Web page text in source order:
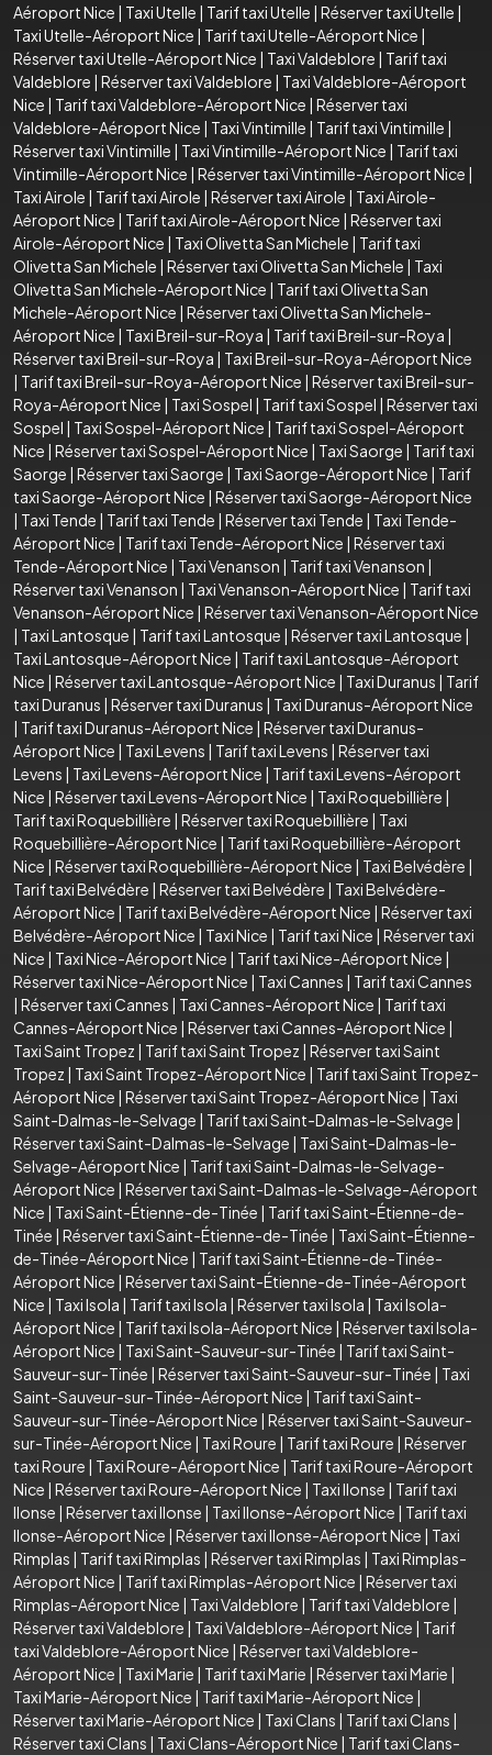
Aéroport Nice | Taxi Utelle | Tarif taxi Utelle | Réserver taxi Utelle |
Taxi Utelle-Aéroport Nice | Tarif taxi Utelle-Aéroport Nice |
Réserver taxi Utelle-Aéroport Nice | Taxi Valdeblore | Tarif taxi
Valdeblore | Réserver taxi Valdeblore | Taxi Valdeblore-Aéroport
Nice | Tarif taxi Valdeblore-Aéroport Nice | Réserver taxi
Valdeblore-Aéroport Nice | Taxi Vintimille | Tarif taxi Vintimille |
Réserver taxi Vintimille | Taxi Vintimille-Aéroport Nice | Tarif taxi
Vintimille-Aéroport Nice | Réserver taxi Vintimille-Aéroport Nice |
Taxi Airole | Tarif taxi Airole | Réserver taxi Airole | Taxi Airole-
Aéroport Nice | Tarif taxi Airole-Aéroport Nice | Réserver taxi
Airole-Aéroport Nice | Taxi Olivetta San Michele | Tarif taxi
Olivetta San Michele | Réserver taxi Olivetta San Michele | Taxi
Olivetta San Michele-Aéroport Nice | Tarif taxi Olivetta San
Michele-Aéroport Nice | Réserver taxi Olivetta San Michele-
Aéroport Nice | Taxi Breil-sur-Roya | Tarif taxi Breil-sur-Roya |
Réserver taxi Breil-sur-Roya | Taxi Breil-sur-Roya-Aéroport Nice
| Tarif taxi Breil-sur-Roya-Aéroport Nice | Réserver taxi Breil-sur-
Roya-Aéroport Nice | Taxi Sospel | Tarif taxi Sospel | Réserver taxi
Sospel | Taxi Sospel-Aéroport Nice | Tarif taxi Sospel-Aéroport
Nice | Réserver taxi Sospel-Aéroport Nice | Taxi Saorge | Tarif taxi
Saorge | Réserver taxi Saorge | Taxi Saorge-Aéroport Nice | Tarif
taxi Saorge-Aéroport Nice | Réserver taxi Saorge-Aéroport Nice
| Taxi Tende | Tarif taxi Tende | Réserver taxi Tende | Taxi Tende-
Aéroport Nice | Tarif taxi Tende-Aéroport Nice | Réserver taxi
Tende-Aéroport Nice | Taxi Venanson | Tarif taxi Venanson |
Réserver taxi Venanson | Taxi Venanson-Aéroport Nice | Tarif taxi
Venanson-Aéroport Nice | Réserver taxi Venanson-Aéroport Nice
| Taxi Lantosque | Tarif taxi Lantosque | Réserver taxi Lantosque |
Taxi Lantosque-Aéroport Nice | Tarif taxi Lantosque-Aéroport
Nice | Réserver taxi Lantosque-Aéroport Nice | Taxi Duranus | Tarif
taxi Duranus | Réserver taxi Duranus | Taxi Duranus-Aéroport Nice
| Tarif taxi Duranus-Aéroport Nice | Réserver taxi Duranus-
Aéroport Nice | Taxi Levens | Tarif taxi Levens | Réserver taxi
Levens | Taxi Levens-Aéroport Nice | Tarif taxi Levens-Aéroport
Nice | Réserver taxi Levens-Aéroport Nice | Taxi Roquebillière |
Tarif taxi Roquebillière | Réserver taxi Roquebillière | Taxi
Roquebillière-Aéroport Nice | Tarif taxi Roquebillière-Aéroport
Nice | Réserver taxi Roquebillière-Aéroport Nice | Taxi Belvédère |
Tarif taxi Belvédère | Réserver taxi Belvédère | Taxi Belvédère-
Aéroport Nice | Tarif taxi Belvédère-Aéroport Nice | Réserver taxi
Belvédère-Aéroport Nice | Taxi Nice | Tarif taxi Nice | Réserver taxi
Nice | Taxi Nice-Aéroport Nice | Tarif taxi Nice-Aéroport Nice |
Réserver taxi Nice-Aéroport Nice | Taxi Cannes | Tarif taxi Cannes
| Réserver taxi Cannes | Taxi Cannes-Aéroport Nice | Tarif taxi
Cannes-Aéroport Nice | Réserver taxi Cannes-Aéroport Nice |
Taxi Saint Tropez | Tarif taxi Saint Tropez | Réserver taxi Saint
Tropez | Taxi Saint Tropez-Aéroport Nice | Tarif taxi Saint Tropez-
Aéroport Nice | Réserver taxi Saint Tropez-Aéroport Nice | Taxi
Saint-Dalmas-le-Selvage | Tarif taxi Saint-Dalmas-le-Selvage |
Réserver taxi Saint-Dalmas-le-Selvage | Taxi Saint-Dalmas-le-
Selvage-Aéroport Nice | Tarif taxi Saint-Dalmas-le-Selvage-
Aéroport Nice | Réserver taxi Saint-Dalmas-le-Selvage-Aéroport
Nice | Taxi Saint-Étienne-de-Tinée | Tarif taxi Saint-Étienne-de-
Tinée | Réserver taxi Saint-Étienne-de-Tinée | Taxi Saint-Étienne-
de-Tinée-Aéroport Nice | Tarif taxi Saint-Étienne-de-Tinée-
Aéroport Nice | Réserver taxi Saint-Étienne-de-Tinée-Aéroport
Nice | Taxi Isola | Tarif taxi Isola | Réserver taxi Isola | Taxi Isola-
Aéroport Nice | Tarif taxi Isola-Aéroport Nice | Réserver taxi Isola-
Aéroport Nice | Taxi Saint-Sauveur-sur-Tinée | Tarif taxi Saint-
Sauveur-sur-Tinée | Réserver taxi Saint-Sauveur-sur-Tinée | Taxi
Saint-Sauveur-sur-Tinée-Aéroport Nice | Tarif taxi Saint-
Sauveur-sur-Tinée-Aéroport Nice | Réserver taxi Saint-Sauveur-
sur-Tinée-Aéroport Nice | Taxi Roure | Tarif taxi Roure | Réserver
taxi Roure | Taxi Roure-Aéroport Nice | Tarif taxi Roure-Aéroport
Nice | Réserver taxi Roure-Aéroport Nice | Taxi Ilonse | Tarif taxi
Ilonse | Réserver taxi Ilonse | Taxi Ilonse-Aéroport Nice | Tarif taxi
Ilonse-Aéroport Nice | Réserver taxi Ilonse-Aéroport Nice | Taxi
Rimplas | Tarif taxi Rimplas | Réserver taxi Rimplas | Taxi Rimplas-
Aéroport Nice | Tarif taxi Rimplas-Aéroport Nice | Réserver taxi
Rimplas-Aéroport Nice | Taxi Valdeblore | Tarif taxi Valdeblore |
Réserver taxi Valdeblore | Taxi Valdeblore-Aéroport Nice | Tarif
taxi Valdeblore-Aéroport Nice | Réserver taxi Valdeblore-
Aéroport Nice | Taxi Marie | Tarif taxi Marie | Réserver taxi Marie |
Taxi Marie-Aéroport Nice | Tarif taxi Marie-Aéroport Nice |
Réserver taxi Marie-Aéroport Nice | Taxi Clans | Tarif taxi Clans |
Réserver taxi Clans | Taxi Clans-Aéroport Nice | Tarif taxi Clans-